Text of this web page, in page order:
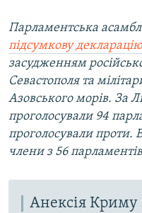
Парламентська
підсумкову декларацію
засудженням
Севастополя та
Азовського морів. За
проголосували 94
проголосували проти.
члени з 56
Анексія Криму